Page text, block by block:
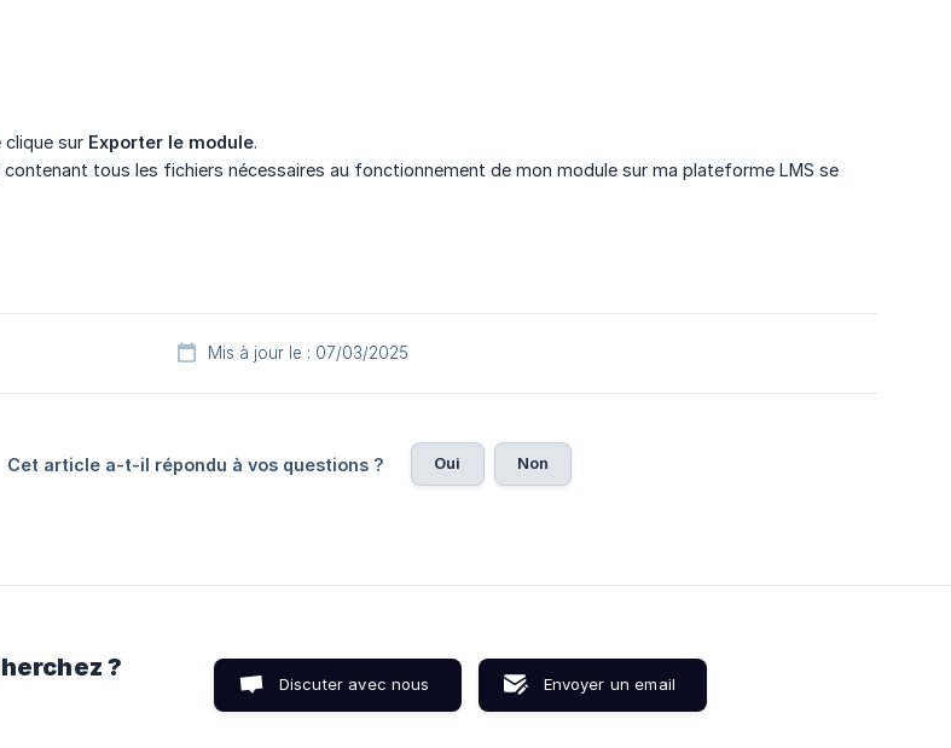
sur Exporter le module.
tous les fichiers nécessaires au fonctionnement de mon module sur ma plateforme LMS se
Mis à jour le : 07/03/2025
Cet article a-t-il répondu à vos questions ? Oui Non
?
Discuter avec nous Envoyer un email